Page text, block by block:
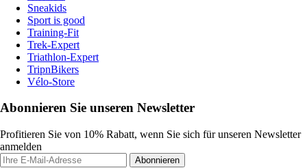
Sneakids
Sport is good
Training-Fit
Trek-Expert
Triathlon-Expert
TripnBikers
Vélo-Store
Abonnieren Sie unseren Newsletter
Profitieren Sie von 10% Rabatt, wenn Sie sich für unseren Newsletter
anmelden
Abonnieren